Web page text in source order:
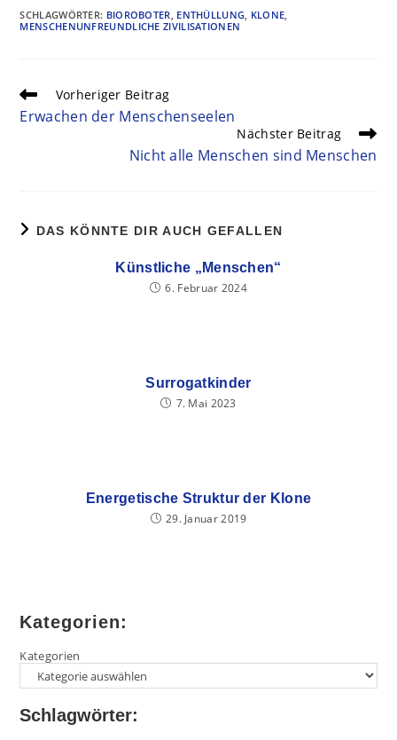
SCHLAGWÖRTER: BIOROBOTER, ENTHÜLLUNG, KLONE,
MENSCHENUNFREUNDLICHE ZIVILISATIONEN
Vorheriger Beitrag
Erwachen der Menschenseelen
Nächster Beitrag
Nicht alle Menschen sind Menschen
DAS KÖNNTE DIR AUCH GEFALLEN
Künstliche „Menschen“
6. Februar 2024
Surrogatkinder
7. Mai 2023
Energetische Struktur der Klone
29. Januar 2019
Kategorien:
Kategorien
Schlagwörter: